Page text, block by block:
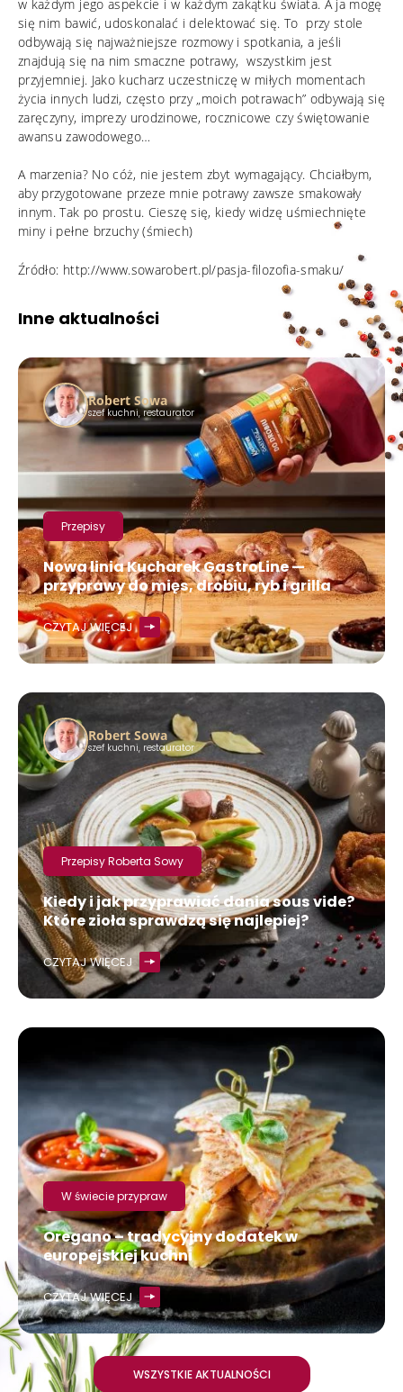
w każdym jego aspekcie i w każdym zakątku świata. A ja mogę
się nim bawić, udoskonalać i delektować się. To przy stole
odbywają się najważniejsze rozmowy i spotkania, a jeśli
znajdują się na nim smaczne potrawy, wszystkim jest
przyjemniej. Jako kucharz uczestniczę w miłych momentach
życia innych ludzi, często przy „moich potrawach” odbywają się
zaręczyny, imprezy urodzinowe, rocznicowe czy świętowanie
awansu zawodowego…
A marzenia? No cóż, nie jestem zbyt wymagający. Chciałbym,
aby przygotowane przeze mnie potrawy zawsze smakowały
innym. Tak po prostu. Cieszę się, kiedy widzę uśmiechnięte
miny i pełne brzuchy (śmiech)
Źródło: http://www.sowarobert.pl/pasja-filozofia-smaku/
Inne aktualności
Robert Sowa
szef kuchni, restaurator
Przepisy
Nowa linia Kucharek GastroLine —
przyprawy do mięs, drobiu, ryb i grilla
CZYTAJ WIĘCEJ
Robert Sowa
szef kuchni, restaurator
Przepisy Roberta Sowy
Kiedy i jak przyprawiać dania sous vide?
Które zioła sprawdzą się najlepiej?
CZYTAJ WIĘCEJ
W świecie przypraw
Oregano – tradycyjny dodatek w
europejskiej kuchni
CZYTAJ WIĘCEJ
WSZYSTKIE AKTUALNOŚCI